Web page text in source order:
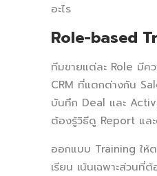
อะไร
Role-based
ทีมขายแต่ละ Role มีคว
CRM ที่แตกต่างกัน
บันทึก Deal และ
ต้องรู้วิธีดู Report แล
ออกแบบ Training ให้
เรียน เน้นเฉพาะส่วนที่